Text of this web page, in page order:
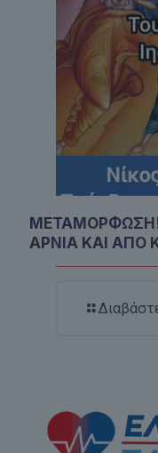
ΜΕΤΑΜΟΡΦΩΣΗ!
ΑΡΝΙΑ ΚΑΙ ΑΠΟ